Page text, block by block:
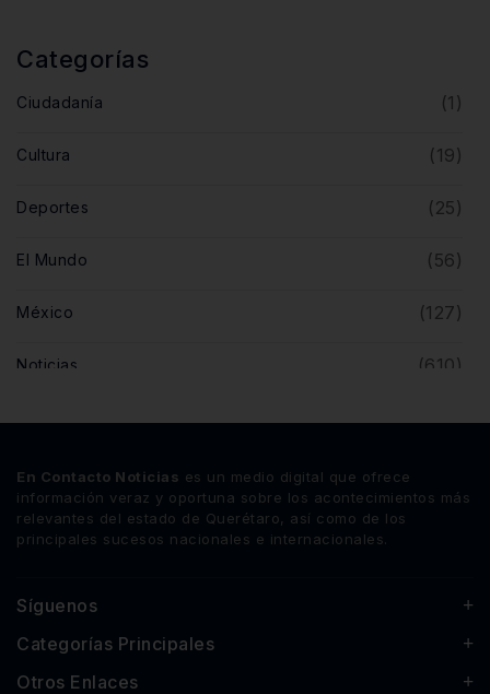
Categorías
Ciudadanía (1)
Cultura (19)
Deportes (25)
El Mundo (56)
México (127)
Noticias (610)
Querétaro
En Contacto Noticias es un medio digital que ofrece
información veraz y oportuna sobre los acontecimientos más
relevantes del estado de Querétaro, así como de los
principales sucesos nacionales e internacionales.
Síguenos
Categorías Principales
Otros Enlaces